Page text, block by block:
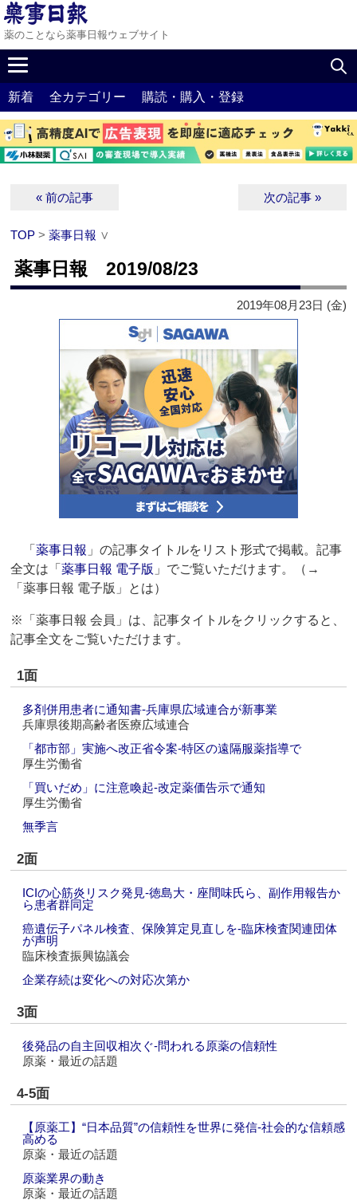
薬のことなら薬事日報ウェブサイト
新着 全カテゴリー 購読・購入・登録
« 前の記事 次の記事 »
TOP >薬事日報 ∨
薬事日報 2019/08/23
2019年08月23日 (金)
「薬事日報 」の記事タイトルをリスト形式で掲載。記事
全文は「薬事日報 電子版 」でご覧いただけます。（→
「薬事日報 電子版」とは）
※「薬事日報 会員」は、記事タイトルをクリックすると、
記事全文をご覧いただけます。
1面
多剤併用患者に通知書‐兵庫県広域連合が新事業
兵庫県後期高齢者医療広域連合
「都市部」実施へ改正省令案‐特区の遠隔服薬指導で
厚生労働省
「買いだめ」に注意喚起‐改定薬価告示で通知
厚生労働省
無季言
2面
ICIの心筋炎リスク発見‐徳島大・座間味氏ら、副作用報告か
ら患者群同定
癌遺伝子パネル検査、保険算定見直しを‐臨床検査関連団体
が声明
臨床検査振興協議会
企業存続は変化への対応次第か
3面
後発品の自主回収相次ぐ‐問われる原薬の信頼性
原薬・最近の話題
4-5面
【原薬工】“日本品質”の信頼性を世界に発信‐社会的な信頼感
高める
原薬・最近の話題
原薬業界の動き
原薬・最近の話題